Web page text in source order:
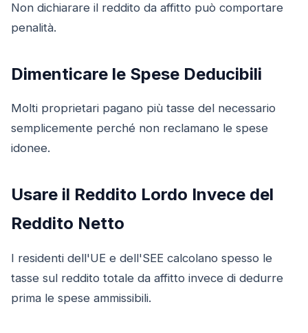
Non dichiarare il reddito da affitto può comportare
penalità.
Dimenticare le Spese Deducibili
Molti proprietari pagano più tasse del necessario
semplicemente perché non reclamano le spese
idonee.
Usare il Reddito Lordo Invece del
Reddito Netto
I residenti dell'UE e dell'SEE calcolano spesso le
tasse sul reddito totale da affitto invece di dedurre
prima le spese ammissibili.